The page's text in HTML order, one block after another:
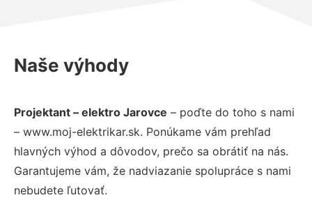
Naše výhody
Projektant – elektro Jarovce – poďte do toho s nami
– www.moj-elektrikar.sk. Ponúkame vám prehľad
hlavných výhod a dôvodov, prečo sa obrátiť na nás.
Garantujeme vám, že nadviazanie spolupráce s nami
nebudete ľutovať.